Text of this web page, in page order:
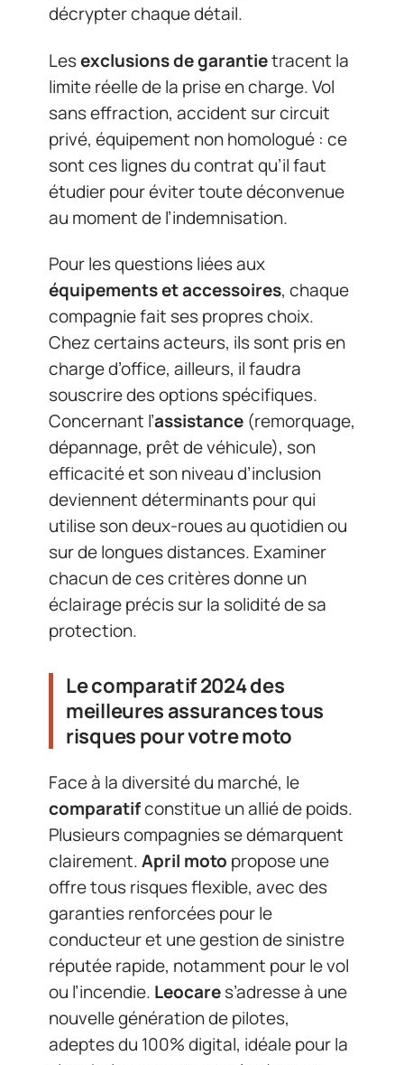
décrypter chaque détail.
Lesexclusions de garantietracent la
limite réelle de la prise en charge. Vol
sans effraction, accident sur circuit
privé, équipement non homologué : ce
sont ces lignes du contrat qu’il faut
étudier pour éviter toute déconvenue
au moment de l’indemnisation.
Pour les questions liées aux
équipements et accessoires, chaque
compagnie fait ses propres choix.
Chez certains acteurs, ils sont pris en
charge d’office, ailleurs, il faudra
souscrire des options spécifiques.
Concernant l’assistance (remorquage,
dépannage, prêt de véhicule), son
efficacité et son niveau d’inclusion
deviennent déterminants pour qui
utilise son deux-roues au quotidien ou
sur de longues distances. Examiner
chacun de ces critères donne un
éclairage précis sur la solidité de sa
protection.
Le comparatif 2024 des
meilleures assurances tous
risques pour votre moto
Face à la diversité du marché, le
comparatifconstitue un allié de poids.
Plusieurs compagnies se démarquent
clairement.April moto propose une
offre tous risques flexible, avec des
garanties renforcées pour le
conducteur et une gestion de sinistre
réputée rapide, notamment pour le vol
ou l’incendie. Leocares’adresse à une
nouvelle génération de pilotes,
adeptes du 100% digital, idéale pour la